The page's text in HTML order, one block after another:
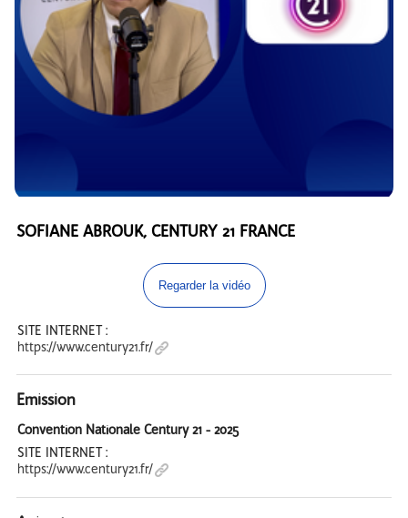
SOFIANE ABROUK, CENTURY 21 FRANCE
Regarder la vidéo
SITE INTERNET :
https://www.century21.fr/
Emission
Convention Nationale Century 21 - 2025
SITE INTERNET :
https://www.century21.fr/